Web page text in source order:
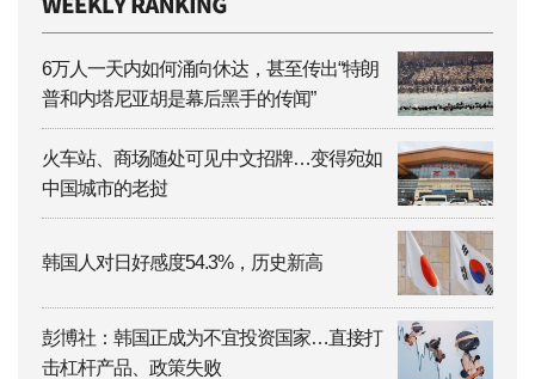
6万人一天内如何涌向休达，甚至传出“特朗
普和内塔尼亚胡是幕后黑手的传闻”
火车站、商场随处可见中文招牌…变得宛如
中国城市的老挝
韩国人对日好感度54.3%，历史新高
彭博社：韩国正成为不宜投资国家…直接打
击杠杆产品、政策失败